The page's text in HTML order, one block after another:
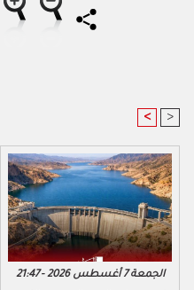
< >
الجمعة 7 أغسطس 2026 - 21:47